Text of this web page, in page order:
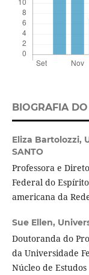
BIOGRAFIA
Eliza Bartolozzi,
SANTO
Professora e
Federal do
americana da
Sue Ellen,
Doutoranda do
da Universidade
Núcleo de Estudos